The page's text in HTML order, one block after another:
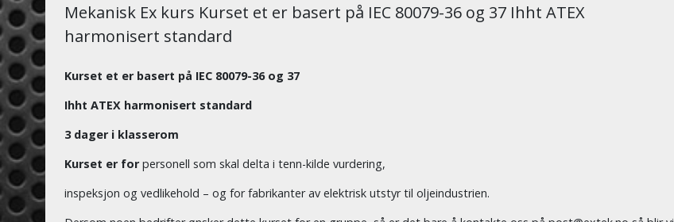
Mekanisk Ex kurs Kurset et er basert på IEC 80079-36 og 37 Ihht ATEX
harmonisert standard
Kurset et er basert på IEC 80079-36 og 37
Ihht ATEX harmonisert standard
3 dager i klasserom
Kurset er for personell som skal delta i tenn-kilde vurdering,
inspeksjon og vedlikehold – og for fabrikanter av elektrisk utstyr til oljeindustrien.